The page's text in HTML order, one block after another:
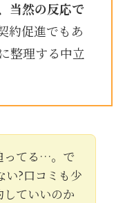
当然の反応で
約促進でもあ
整理する中立
ってる…。で
い?口コミも少
ていいのか